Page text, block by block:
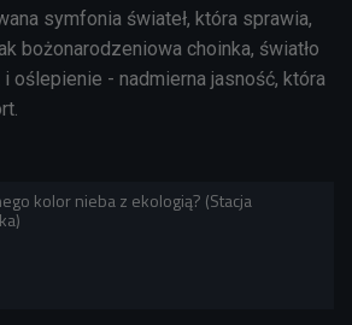
symfonia świateł, która sprawia,
bożonarodzeniowa choinka, światło
oślepienie - nadmierna jasność, która
kolor nieba z ekologią? (Stacja